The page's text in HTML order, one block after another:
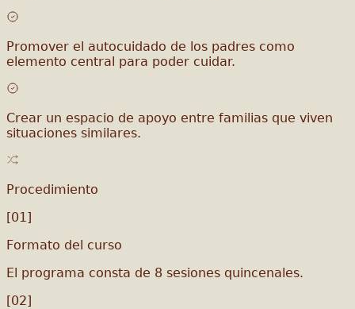
Promover el autocuidado de los padres como
elemento central para poder cuidar.
Crear un espacio de apoyo entre familias que viven
situaciones similares.
Procedimiento
[01]
Formato del curso
El programa consta de 8 sesiones quincenales.
[02]